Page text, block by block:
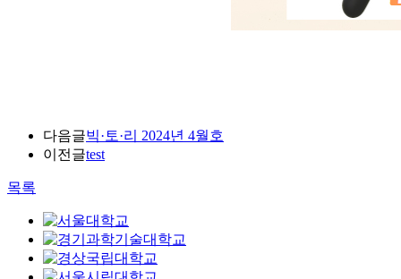
다음글빅·토·리 2024년 4월호
이전글test
목록